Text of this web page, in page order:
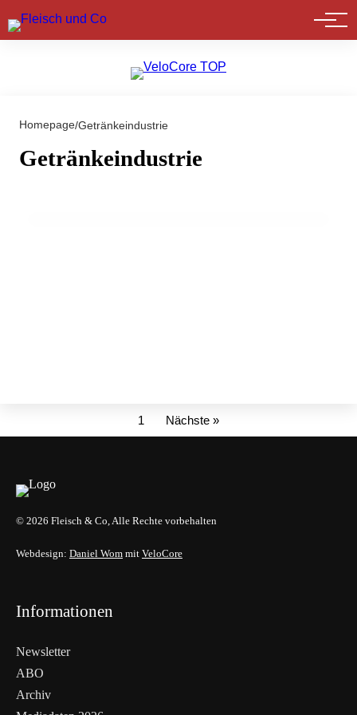
Marktführer
Homepage/Getränkeindustrie
Getränkeindustrie
20. März 2024
Anuga FoodTec 2024: Treffpunkt für
Innovation der Lebensmittelbranche in
1 Nächste »
© 2026 Fleisch & Co, Alle Rechte vorbehalten
Webdesign: Daniel Wom mit VeloCore
Informationen
Newsletter
ABO
Archiv